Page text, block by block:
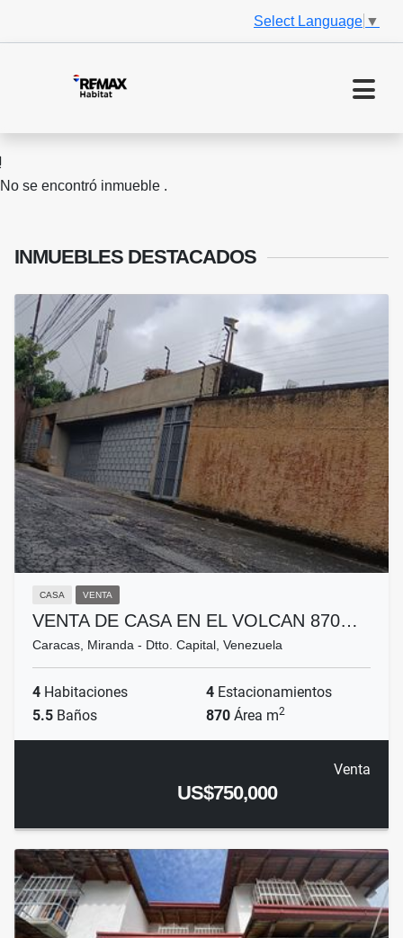
Select Language ▼
No se encontró inmueble .
INMUEBLES DESTACADOS
CASA VENTA
VENTA DE CASA EN EL VOLCAN 870…
Caracas, Miranda - Dtto. Capital, Venezuela
4 Habitaciones 4 Estacionamientos
5.5 Baños 870 Área m2
Venta
US$750,000